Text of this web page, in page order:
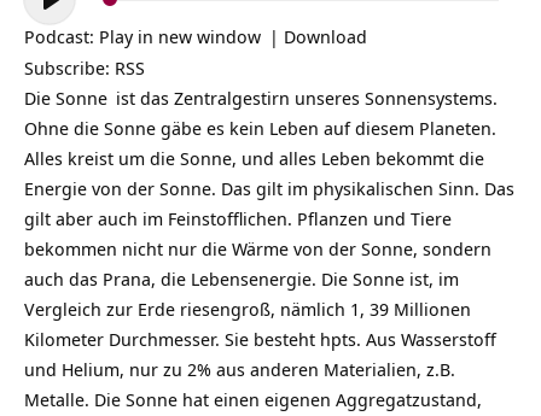
Player
Podcast: Play in new window | Download
Subscribe: RSS
Die Sonne ist das Zentralgestirn unseres Sonnensystems.
Ohne die Sonne gäbe es kein Leben auf diesem Planeten.
Alles kreist um die Sonne, und alles Leben bekommt die
Energie von der Sonne. Das gilt im physikalischen Sinn. Das
gilt aber auch im Feinstofflichen. Pflanzen und Tiere
bekommen nicht nur die Wärme von der Sonne, sondern
auch das Prana, die Lebensenergie. Die Sonne ist, im
Vergleich zur Erde riesengroß, nämlich 1, 39 Millionen
Kilometer Durchmesser. Sie besteht hpts. Aus Wasserstoff
und Helium, nur zu 2% aus anderen Materialien, z.B.
Metalle. Die Sonne hat einen eigenen Aggregatzustand,